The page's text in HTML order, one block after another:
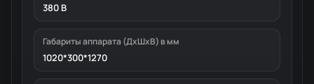
380 В
Габариты аппарата (ДxШxВ) в мм
1020*300*1270